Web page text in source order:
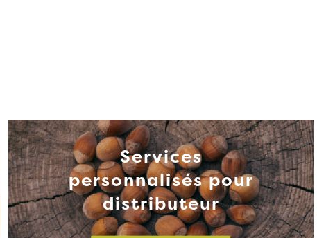
Services
personnalisés pour
distributeur